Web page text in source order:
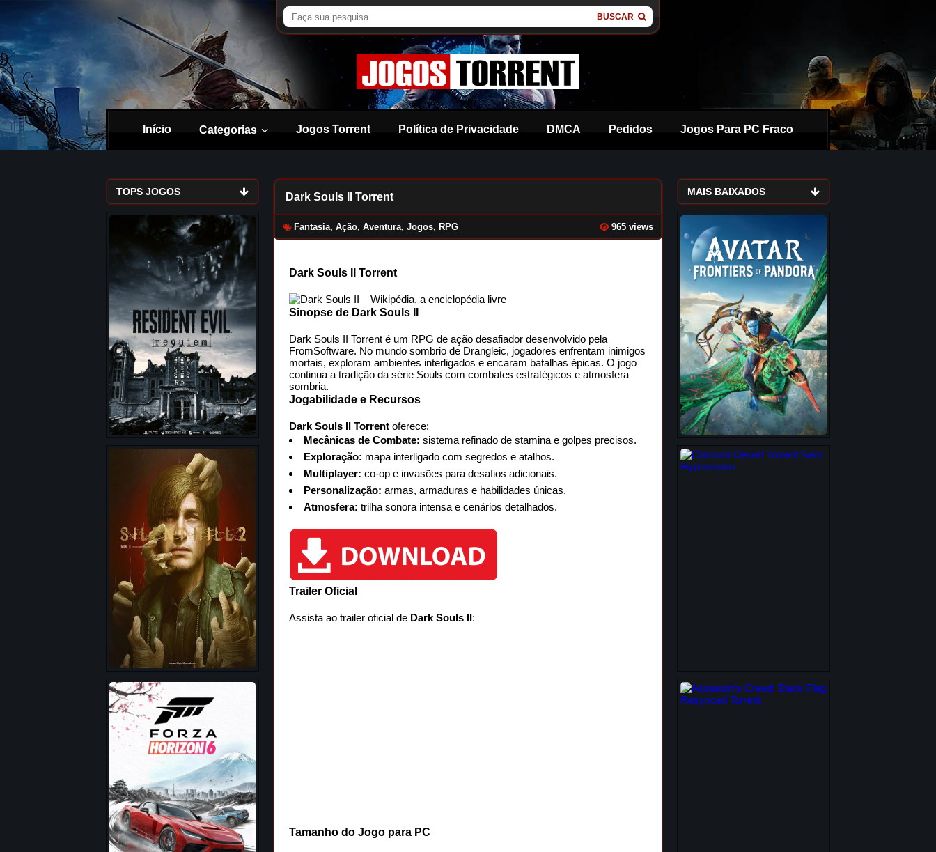
BUSCAR
Início Categorias Jogos Torrent Política de Privacidade DMCA Pedidos Jogos Para PC Fraco
TOPS JOGOS Dark Souls II Torrent
Fantasia, Ação, Aventura, Jogos, RPG 965 views
Dark Souls II Torrent
Sinopse de Dark Souls II
Dark Souls II Torrent é um RPG de ação desafiador desenvolvido pela
FromSoftware. No mundo sombrio de Drangleic, jogadores enfrentam inimigos
mortais, exploram ambientes interligados e encaram batalhas épicas. O jogo
continua a tradição da série Souls com combates estratégicos e atmosfera
sombria.
Jogabilidade e Recursos
Dark Souls II Torrent oferece:
Mecânicas de Combate: sistema refinado de stamina e golpes precisos.
Exploração: mapa interligado com segredos e atalhos.
Multiplayer: co-op e invasões para desafios adicionais.
Personalização: armas, armaduras e habilidades únicas.
Atmosfera: trilha sonora intensa e cenários detalhados.
Trailer Oficial
Assista ao trailer oficial de Dark Souls II:
Tamanho do Jogo para PC
MAIS BAIXADOS